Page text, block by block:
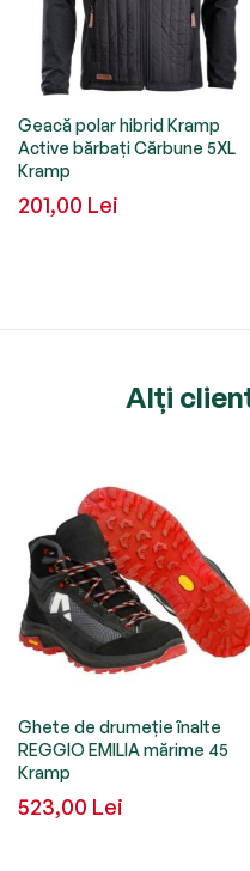
Geacă polar hibrid Kramp
Active bărbați Cărbune 5XL
Kramp
201,00 Lei
Alți
Ghete de drumeție înalte
REGGIO EMILIA mărime 45
Kramp
523,00 Lei